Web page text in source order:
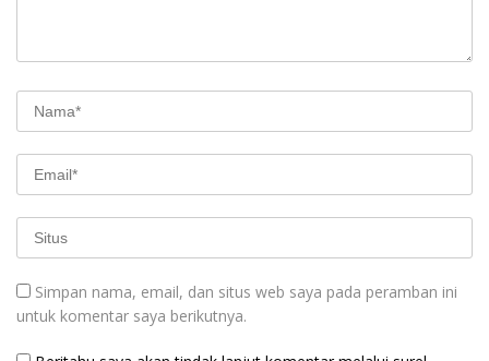
Simpan nama, email, dan situs web saya pada peramban ini
untuk komentar saya berikutnya.